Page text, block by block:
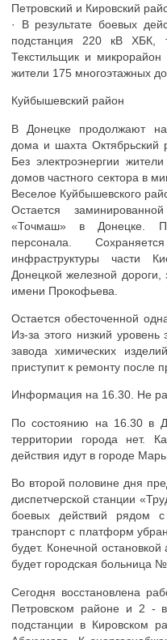
Петровский и Кировский
· В результате боевых
подстанция 220 кВ ХБК,
Текстильщик и микрорайон
жители 175 многоэтажных
Куйбышевский район
В Донецке продолжают
дома и шахта Октябрьский
Без электроэнергии
домов частного сектора в
Веселое Куйбышевского
Остается
«Точмаш» в Донецке.
персонала.
инфраструктуры части
Донецкой железной
имени Прокофьева.
Остается обесточенной
Из-за этого низкий уровень
завода химических
приступит к ремонту после
Информация на 16.30. Не
По состоянию на 16.30 в
территории города нет.
действия идут в городе
Во второй половине дня
диспетчерской станции
боевых действий рядом
транспорт с платформ
будет. Конечной
будет городская больница
Сегодня восстановлена
Петровском районе и 2 -
подстанции в Кировском